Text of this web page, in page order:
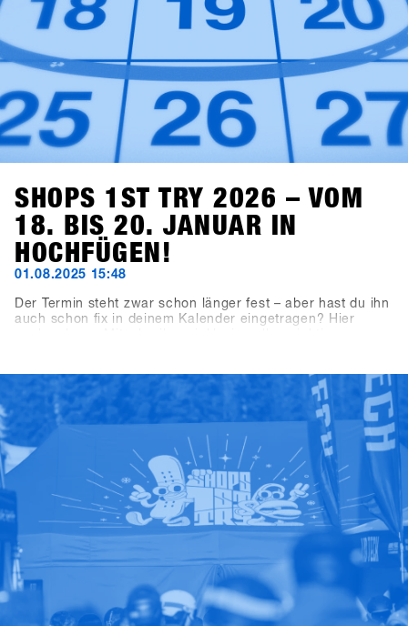
SHOPS 1ST TRY 2026 – VOM
18. BIS 20. JANUAR IN
HOCHFÜGEN!
01.08.2025 15:48
Der Termin steht zwar schon länger fest – aber hast du ihn
auch schon fix in deinem Kalender eingetragen? Hier
Buchungsschluss für ausstellende Brands ist der 19.
September 2025, die Registrierung für Shops öffnet am 7.
November 2025.Unser Tipp für alle Shops: Meldet euch
innerhalb der ersten drei Wochen an – dann profitiert ihr
vom Early Bird Package mit 2×2-Tages-Lifttickets und
Getränkevouchers für zwei Crewmitglieder eures Shops.
Gültig für alle Anmeldungen bis spätestens 28. November
2025.Good Times mit Shredden, Checken, Fachsimpeln
und High-Fives – das entspannteste Business-Meeting des
Jahres darfst du auf keinen Fall verpassen. Wir sehen uns
in Hochfügen!